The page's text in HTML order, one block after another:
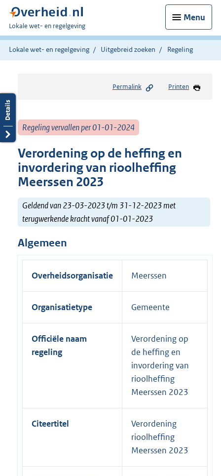
Menu
U
bent
hier:
Lokale wet- en regelgeving
Lokale wet- en regelgeving Uitgebreid zoeken Regeling
Permalink Printen
Regeling vervallen per 01-01-2024
Verordening op de heffing en
invordering van rioolheffing
Meerssen 2023
Geldend van 23-03-2023 t/m 31-12-2023 met
terugwerkende kracht vanaf 01-01-2023
Algemeen
Overheidsorganisatie Meerssen
Organisatietype Gemeente
Officiële naam
regeling
Verordening op
de heffing en
invordering van
rioolheffing
Meerssen 2023
Citeertitel
Verordening
rioolheffing
Meerssen 2023